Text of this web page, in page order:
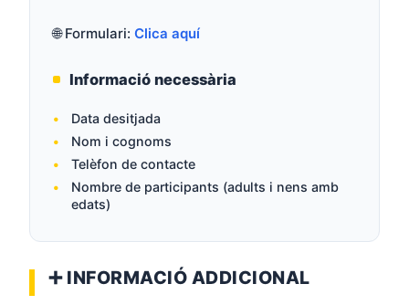
🌐 Formulari:Clica aquí
Informació necessària
Data desitjada
Nom i cognoms
Telèfon de contacte
Nombre de participants (adults i nens amb
edats)
➕ INFORMACIÓ ADDICIONAL